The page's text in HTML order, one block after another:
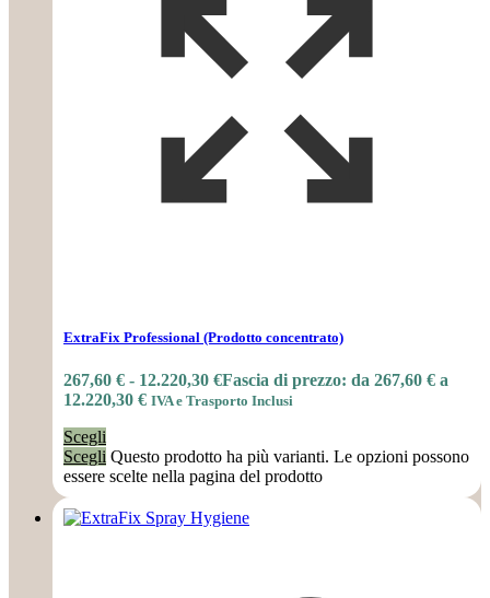
ExtraFix Professional (Prodotto concentrato)
267,60 € - 12.220,30 €Fascia di prezzo: da 267,60 € a
12.220,30 € IVA e Trasporto Inclusi
Scegli
Scegli Questo prodotto ha più varianti. Le opzioni possono
essere scelte nella pagina del prodotto